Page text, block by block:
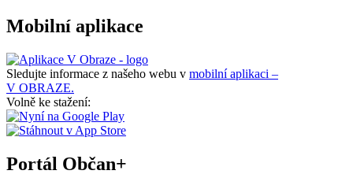
Mobilní aplikace
Sledujte informace z našeho webu v mobilní aplikaci –
V OBRAZE.
Volně ke stažení:
Portál Občan+